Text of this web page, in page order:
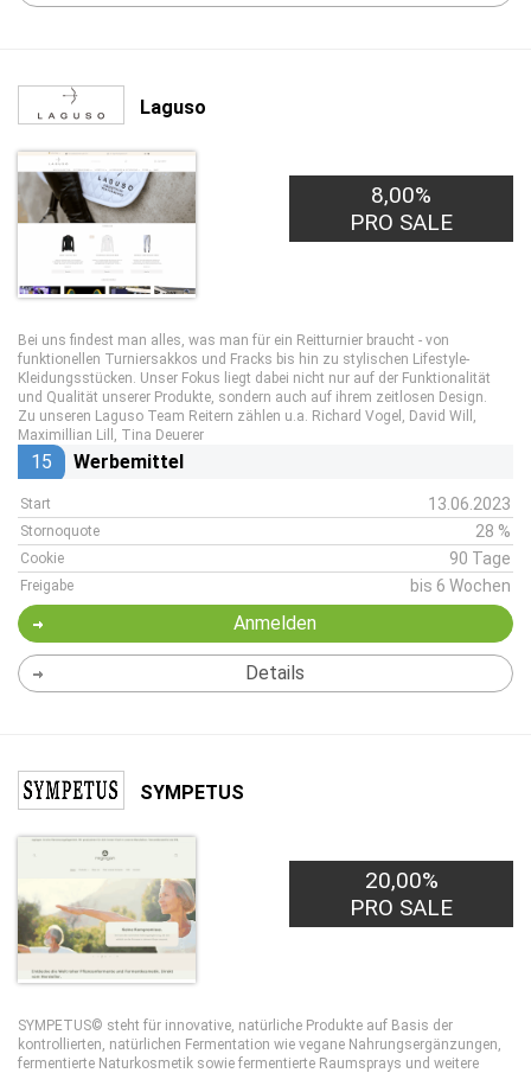
Laguso
8,00%
PRO SALE
Bei uns findest man alles, was man für ein Reitturnier braucht - von
funktionellen Turniersakkos und Fracks bis hin zu stylischen Lifestyle-
Kleidungsstücken. Unser Fokus liegt dabei nicht nur auf der Funktionalität
und Qualität unserer Produkte, sondern auch auf ihrem zeitlosen Design.
Zu unseren Laguso Team Reitern zählen u.a. Richard Vogel, David Will,
Maximillian Lill, Tina Deuerer
15 Werbemittel
Start 13.06.2023
Stornoquote 28 %
Cookie 90 Tage
Freigabe bis 6 Wochen
Anmelden
Details
SYMPETUS
20,00%
PRO SALE
SYMPETUS© steht für innovative, natürliche Produkte auf Basis der
kontrollierten, natürlichen Fermentation wie vegane Nahrungsergänzungen,
fermentierte Naturkosmetik sowie fermentierte Raumsprays und weitere